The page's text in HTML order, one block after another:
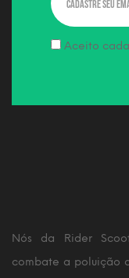
Aceito
Nós da Rider
combate a poluição